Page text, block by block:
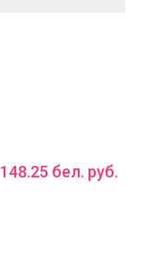
148.25 бел. руб.